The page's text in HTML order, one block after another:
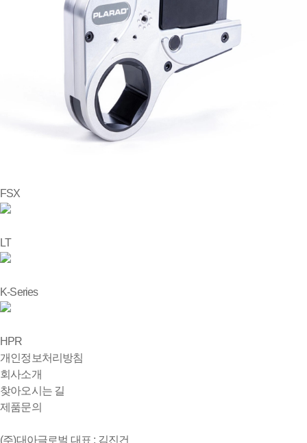
FSX
LT
K-Series
HPR
개인정보처리방침
회사소개
찾아오시는 길
제품문의
(주)대아글로벌 대표 : 김진건